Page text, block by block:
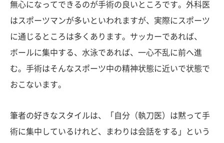
無心になってできるのが手術の良いところです。外科医
はスポーツマンが多いといわれますが、実際にスポーツ
に通じるところは多くあります。サッカーであれば、
ボールに集中する、水泳であれば、一心不乱に前へ進
む。手術はそんなスポーツ中の精神状態に近いで状態で
おこないます。
筆者の好きなスタイルは、「自分（執刀医）は黙って手
術に集中しているけれど、まわりは会話をする」という